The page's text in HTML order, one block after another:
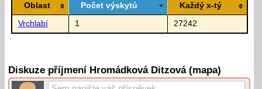
Oblast Počet výskytů Každý x-tý
Vrchlabí 1 27242
Diskuze příjmení Hromádková Ditzová (mapa)